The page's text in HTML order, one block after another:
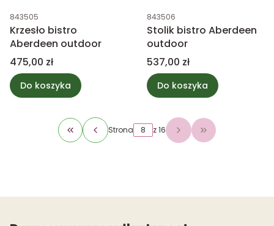
Kod produktu
843505
Krzesło bistro
Aberdeen outdoor
Cena
475,00 zł
Do koszyka
Kod produktu
843506
Stolik bistro Aberdeen
outdoor
Cena
537,00 zł
Do koszyka
Wróć do pierwszej strony z produktami
Strona z 16 Przejdź do